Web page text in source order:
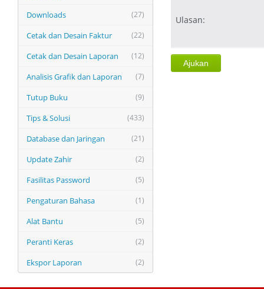
(27)
Downloads
(22)
Cetak dan Desain Faktur
(12)
Cetak dan Desain Laporan
(7)
Analisis Grafik dan Laporan
(9)
Tutup Buku
(433)
Tips & Solusi
(21)
Database dan Jaringan
(2)
Update Zahir
(5)
Fasilitas Password
(1)
Pengaturan Bahasa
(5)
Alat Bantu
(2)
Peranti Keras
(2)
Ekspor Laporan
Ulasan: